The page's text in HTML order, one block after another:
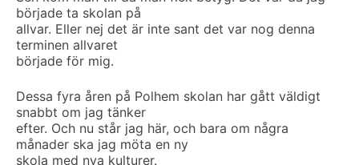
började ta skolan på
allvar. Eller nej det är inte sant det var nog denna
terminen allvaret
började för mig.
Dessa fyra åren på Polhem skolan har gått väldigt
snabbt om jag tänker
efter. Och nu står jag här, och bara om några
månader ska jag möta en ny
skola med nya kulturer.